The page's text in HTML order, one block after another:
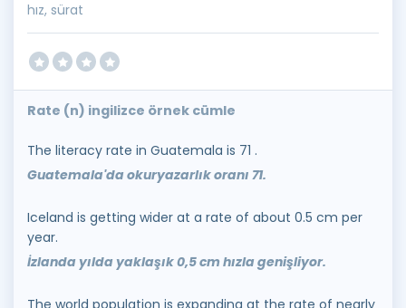
hız, sürat
Rate (n) ingilizce örnek cümle
The literacy rate in Guatemala is 71 .
Guatemala'da okuryazarlık oranı 71.
Iceland is getting wider at a rate of about 0.5 cm per
year.
İzlanda yılda yaklaşık 0,5 cm hızla genişliyor.
The world population is expanding at the rate of nearly